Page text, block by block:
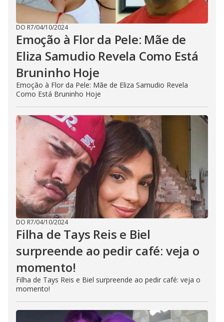
DO R7/04/10/2024
Emoção à Flor da Pele: Mãe de
Eliza Samudio Revela Como Está
Bruninho Hoje
Emoção à Flor da Pele: Mãe de Eliza Samudio Revela
Como Está Bruninho Hoje
DO R7/04/10/2024
Filha de Tays Reis e Biel
surpreende ao pedir café: veja o
momento!
Filha de Tays Reis e Biel surpreende ao pedir café: veja o
momento!